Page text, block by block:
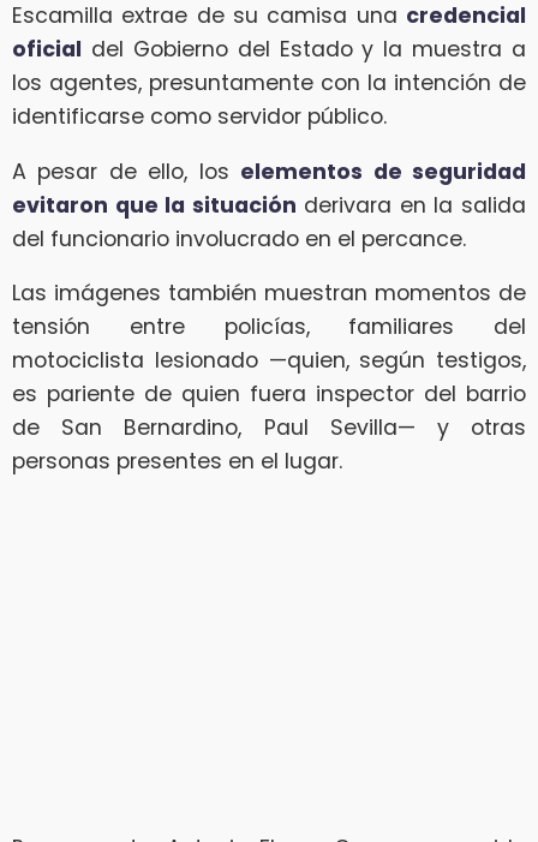
Escamilla extrae de su camisa una credencial
oficial del Gobierno del Estado y la muestra a
los agentes, presuntamente con la intención de
identificarse como servidor público.
A pesar de ello, los elementos de seguridad
evitaron que la situación derivara en la salida
del funcionario involucrado en el percance.
Las imágenes también muestran momentos de
tensión entre policías, familiares del
motociclista lesionado —quien, según testigos,
es pariente de quien fuera inspector del barrio
de San Bernardino, Paul Sevilla— y otras
personas presentes en el lugar.